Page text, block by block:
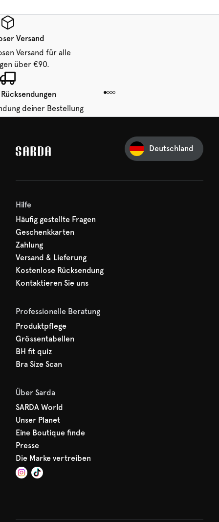
Versand
Versand für alle
über €90.
deiner Bestellung
14 Tagen.
erste Bestellung
Deutschland
Hilfe
Häufig gestellte Fragen
Geschenkkarten
Zahlung
Versand & Lieferung
Kostenlose Rücksendung
Kontaktieren Sie uns
Professionelle Beratung
Produktpflege
Grössentabellen
BH fit quiz
Bra Size Scan
Über Sarda
SARDA World
Unser Planet
Eine Boutique finde
Presse
Die Marke vertreiben